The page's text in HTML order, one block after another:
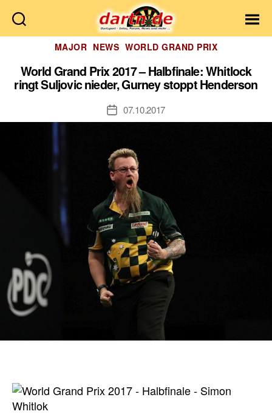
Dartn.de
Kategorien
MAJOR NEWS WORLD GRAND PRIX
World Grand Prix 2017 – Halbfinale: Whitlock
ringt Suljovic nieder, Gurney stoppt Henderson
Veröffentlichungsdatum
07.10.2017